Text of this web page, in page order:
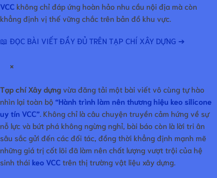
VCC không chỉ đáp ứng hoàn hảo nhu cầu nội địa mà còn
khẳng định vị thế vững chắc trên bản đồ khu vực.
📖 ĐỌC BÀI VIẾT ĐẦY ĐỦ TRÊN TẠP CHÍ XÂY DỰNG ➔
×
Tạp chí Xây dựngvừa đăng tải một bài viết vô cùng tự hào
nhìn lại toàn bộ“Hành trình làm nên thương hiệu keo silicone
uy tín VCC” . Không chỉ là câu chuyện truyền cảm hứng về sự
nỗ lực và bứt phá không ngừng nghỉ, bài báo còn là lời tri ân
sâu sắc gửi đến các đối tác, đồng thời khẳng định mạnh mẽ
những giá trị cốt lõi đã làm nên chất lượng vượt trội của hệ
sinh thái keo VCC trên thị trường vật liệu xây dựng.